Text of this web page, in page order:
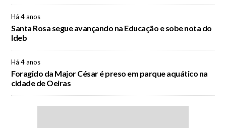
Há 4 anos
Santa Rosa segue avançando na Educação e sobe nota do
Ideb
Há 4 anos
Foragido da Major César é preso em parque aquático na
cidade de Oeiras